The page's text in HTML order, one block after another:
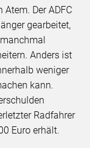
Der ADFC
gearbeitet,
Anders ist
weniger
kann.
Radfahrer
Euro erhält.